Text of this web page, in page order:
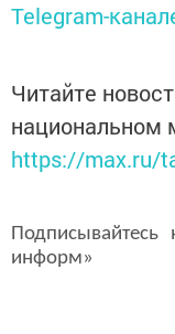
Telegram-
Читайте
национальном
https://max.ru/
информ»